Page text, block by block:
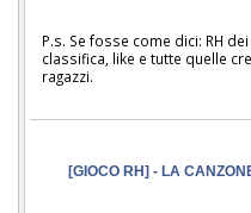
P.s. Se fosse come dici: RH
classifica, like e tutte quelle
ragazzi.
[GIOCO RH] - LA